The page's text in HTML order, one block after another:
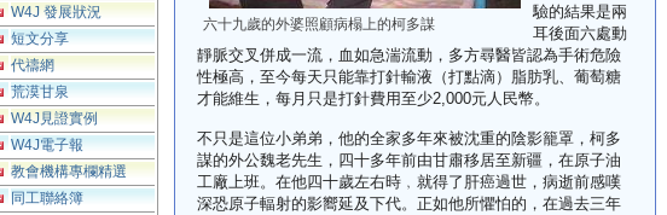
W4J 發展狀況
短文分享
代禱網
荒漠甘泉
W4J見證實例
W4J電子報
教會機構專欄精選
同工聯絡簿
六十九歲的外婆照顧病榻上的柯多謀
驗的結果是兩
耳後面六處動
靜脈交叉併成一流，血如急湍流動，多方尋醫皆認為手術危險
性極高，至今每天只能靠打針輸液（打點滴）脂肪乳、葡萄糖
才能維生，每月只是打針費用至少2,000元人民幣。
不只是這位小弟弟，他的全家多年來被沈重的陰影籠罩，柯多
謀的外公魏老先生，四十多年前由甘肅移居至新疆，在原子油
工廠上班。在他四十歲左右時﹐就得了肝癌過世，病逝前感嘆
深恐原子輻射的影嚮延及下代。正如他所懼怕的，在過去三年